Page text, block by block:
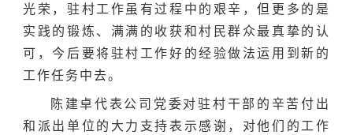
光荣，驻村工作虽有过程中的艰辛，但更多的是
实践的锻炼、满满的收获和村民群众最真挚的认
可，今后要将驻村工作好的经验做法运用到新的
工作任务中去。
陈建卓代表公司党委对驻村干部的辛苦付出
和派出单位的大力支持表示感谢，对他们的工作